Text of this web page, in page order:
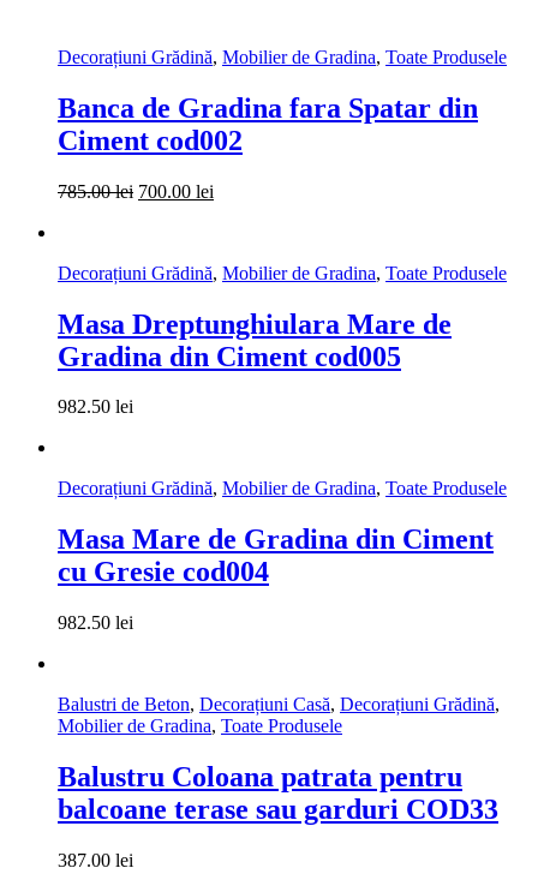
Decorațiuni Grădină, Mobilier de Gradina, Toate Produsele
Banca de Gradina fara Spatar din
Ciment cod002
785.00lei Prețul
785.00 lei.
700.00 lei
Decorațiuni Grădină, Mobilier de Gradina, Toate Produsele
Masa Dreptunghiulara Mare de
Gradina din Ciment cod005
982.50 lei
Decorațiuni Grădină, Mobilier de Gradina, Toate Produsele
Masa Mare de Gradina din Ciment
cu Gresie cod004
982.50 lei
Balustri de Beton, Decorațiuni Casă, Decorațiuni Grădină,
Mobilier de Gradina, Toate Produsele
Balustru Coloana patrata pentru
balcoane terase sau garduri COD33
387.00 lei